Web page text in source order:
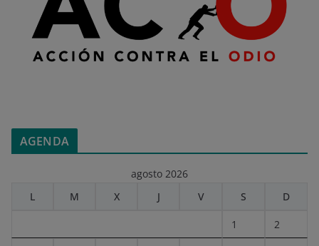
AGENDA
agosto 2026
L
M X J V S D
1 2